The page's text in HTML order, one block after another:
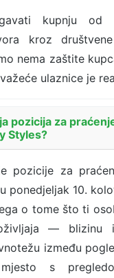
kupnju od
kroz
nema zaštite
ulaznice je
pozicija za
Styles?
pozicije za
ponedjeljak 10.
o tome što ti
— blizinu
između
s